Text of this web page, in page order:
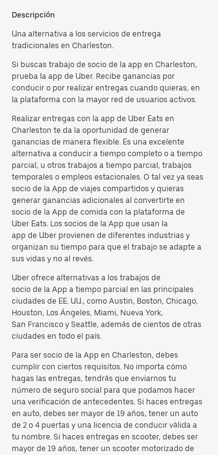
Descripción
Una alternativa a los servicios de entrega
tradicionales en Charleston.
Si buscas trabajo de socio de la app en Charleston,
prueba la app de Uber. Recibe ganancias por
conducir o por realizar entregas cuando quieras, en
la plataforma con la mayor red de usuarios activos.
Realizar entregas con la app de Uber Eats en
Charleston te da la oportunidad de generar
ganancias de manera flexible. Es una excelente
alternativa a conducir a tiempo completo o a tiempo
parcial, u otros trabajos a tiempo parcial, trabajos
temporales o empleos estacionales. O tal vez ya seas
socio de la App de viajes compartidos y quieras
generar ganancias adicionales al convertirte en
socio de la App de comida con la plataforma de
Uber Eats. Los socios de la App que usan la
app de Uber provienen de diferentes industrias y
organizan su tiempo para que el trabajo se adapte a
sus vidas y no al revés.
Uber ofrece alternativas a los trabajos de
socio de la App a tiempo parcial en las principales
ciudades de EE. UU., como Austin, Boston, Chicago,
Houston, Los Ángeles, Miami, Nueva York,
San Francisco y Seattle, además de cientos de otras
ciudades en todo el país.
Para ser socio de la App en Charleston, debes
cumplir con ciertos requisitos. No importa cómo
hagas las entregas, tendrás que enviarnos tu
número de seguro social para que podamos hacer
una verificación de antecedentes. Si haces entregas
en auto, debes ser mayor de 19 años, tener un auto
de 2 o 4 puertas y una licencia de conducir válida a
tu nombre. Si haces entregas en scooter, debes ser
mayor de 19 años, tener un scooter motorizado de